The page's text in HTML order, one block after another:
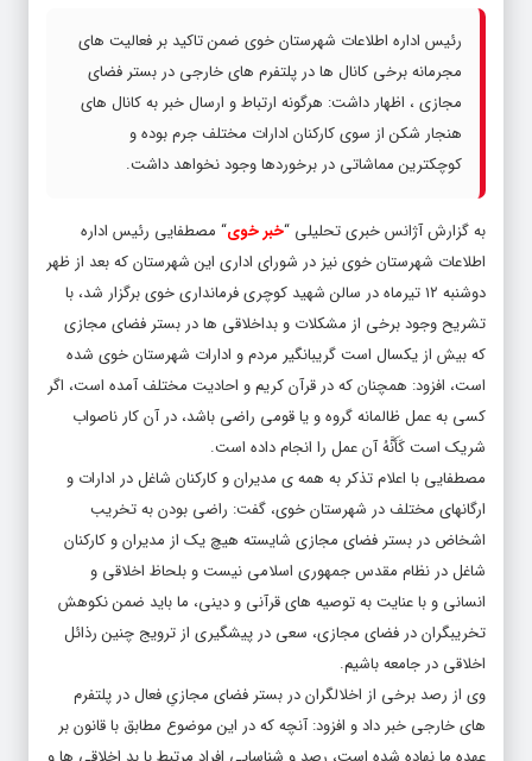
رئیس اداره اطلاعات شهرستان خوی ضمن تاکید بر فعالیت های
مجرمانه برخی کانال ها در پلتفرم های خارجی در بستر فضای
مجازی ، اظهار داشت: هرگونه ارتباط و ارسال خبر به کانال های
هنجار شکن از سوی کارکنان ادارات مختلف جرم بوده و
کوچکترین مماشاتی در برخوردها وجود نخواهد داشت.
به گزارش آژانس خبری تحلیلی “خبر خوی“ مصطفایی رئیس اداره
اطلاعات شهرستان خوی نیز در شورای اداری این شهرستان که بعد از ظهر
دوشنبه ۱۲ تیرماه در سالن شهید کوچری فرمانداری خوی برگزار شد، با
تشریح وجود برخی از مشکلات و بداخلاقی ها در بستر فضای مجازی
که بیش از یکسال است گریبانگیر مردم و ادارات شهرستان خوی شده
است، افزود: همچنان که در قرآن کریم و احادیت مختلف آمده است، اگر
کسی به عمل ظالمانه گروه و یا قومی راضی باشد، در آن کار ناصواب
شریک است کَأَنَّهُ آن عمل را انجام داده است.
مصطفایی با اعلام تذکر به همه ی مدیران و کارکنان شاغل در ادارات و
ارگانهای مختلف در شهرستان خوی، گفت: راضی بودن به تخریب
اشخاض در بستر فضای مجازی شایسته هیچ یک از مدیران و کارکنان
شاغل در نظام مقدس جمهوری اسلامی نیست و بلحاظ اخلاقی و
انسانی و با عنایت به توصیه های قرآنی و دینی، ما باید ضمن نکوهش
تخریبگران در فضای مجازی، سعی در پیشگیری از ترویج چنین رذائل
اخلاقی در جامعه باشیم.
وی از رصد برخی از اخلالگران در بستر فضای مجازیِ فعال در پلتفرم
های خارجی خبر داد و افزود: آنچه که در این موضوع مطابق با قانون بر